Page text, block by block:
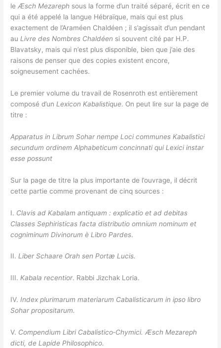
leÆsch Mezareph sous la forme d’un traité séparé, écrit en ce
qui a été appelé la langue Hébraïque, mais qui est plus
exactement de l’Araméen Chaldéen ; il s’agissait d’un pendant
au Livre des Nombres Chaldéen si souvent cité par H.P.
Blavatsky, mais qui n’est plus disponible, bien que j’aie des
raisons de penser que des copies existent encore,
soigneusement cachées.
Le premier volume du travail de Rosenroth est entièrement
composé d’un Lexicon Kabalistique. On peut lire sur la page de
titre :
Apparatus in Librum Sohar nempe Loci communes Kabalistici
secundum ordinem Alphabeticum concinnati qui Lexici instar
esse possunt
Sur la page de titre la plus importante de l’ouvrage, il décrit
cette partie comme provenant de cinq sources :
I. Clavis ad Kabalam antiquam : explicatio et ad debitas
Classes Sephiristicas facta distributio omnium nominum et
cogniminum Divinorum è Libro Pardes.
II.Liber Schaare Orah sen Portæ Lucis.
III.Kabala recentior. Rabbi Jizchak Loria.
IV. Index plurimarum materiarum Cabalisticarum in ipso libro
Sohar propositarum.
V. Compendium Libri Cabalistico‑Chymici. Æsch Mezareph
dicti, de Lapide Philosophico.